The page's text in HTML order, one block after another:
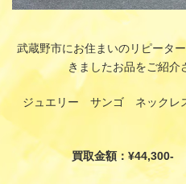
武蔵野市にお住まいのリピータ
きましたお品をご紹介
ジュエリー サンゴ ネック
買取金額：¥44,300-